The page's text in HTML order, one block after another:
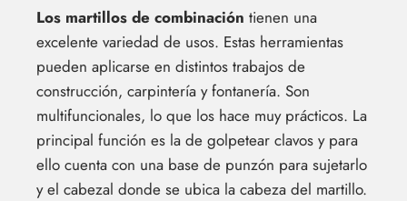
Los martillos de combinación tienen una
excelente variedad de usos. Estas herramientas
pueden aplicarse en distintos trabajos de
construcción, carpintería y fontanería. Son
multifuncionales, lo que los hace muy prácticos. La
principal función es la de golpetear clavos y para
ello cuenta con una base de punzón para sujetarlo
y el cabezal donde se ubica la cabeza del martillo.